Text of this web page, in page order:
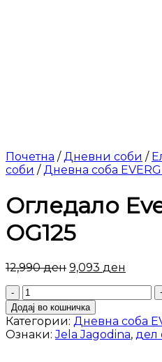
Почетна / Дневни соби /
соби / Дневна соба
Огледало
OG125
12,990ден 9,093 ден
Огледало
Evergreen
EG-
OG125
Додај во кошничка
Категории: Дневна соба
Ознаки:Jela Jagodina, дел